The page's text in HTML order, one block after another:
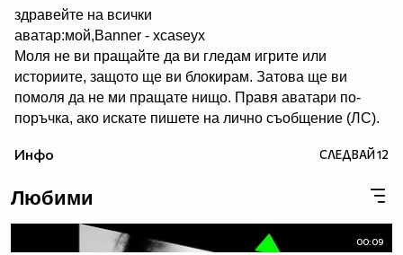
здравейте на всички
аватар:мой,Banner - xcaseyx
Моля не ви пращайте да ви гледам игрите или
историите, защото ще ви блокирам. Затова ще ви
помоля да не ми пращате нищо. Правя аватари по-
поръчка, ако искате пишете на лично съобщение (ЛС).
каквото мога. Не участвам в конкурси. В сайта има
красиви профили. Също ,че се запознах с много добри
хора. Е СЕГА НЕЩО ЗА МЕН. Така обичам много,много
и много да правя аватари. Идоли - Селена Гомез и
Инфо СЛЕДВАЙ12
Любими
00:09